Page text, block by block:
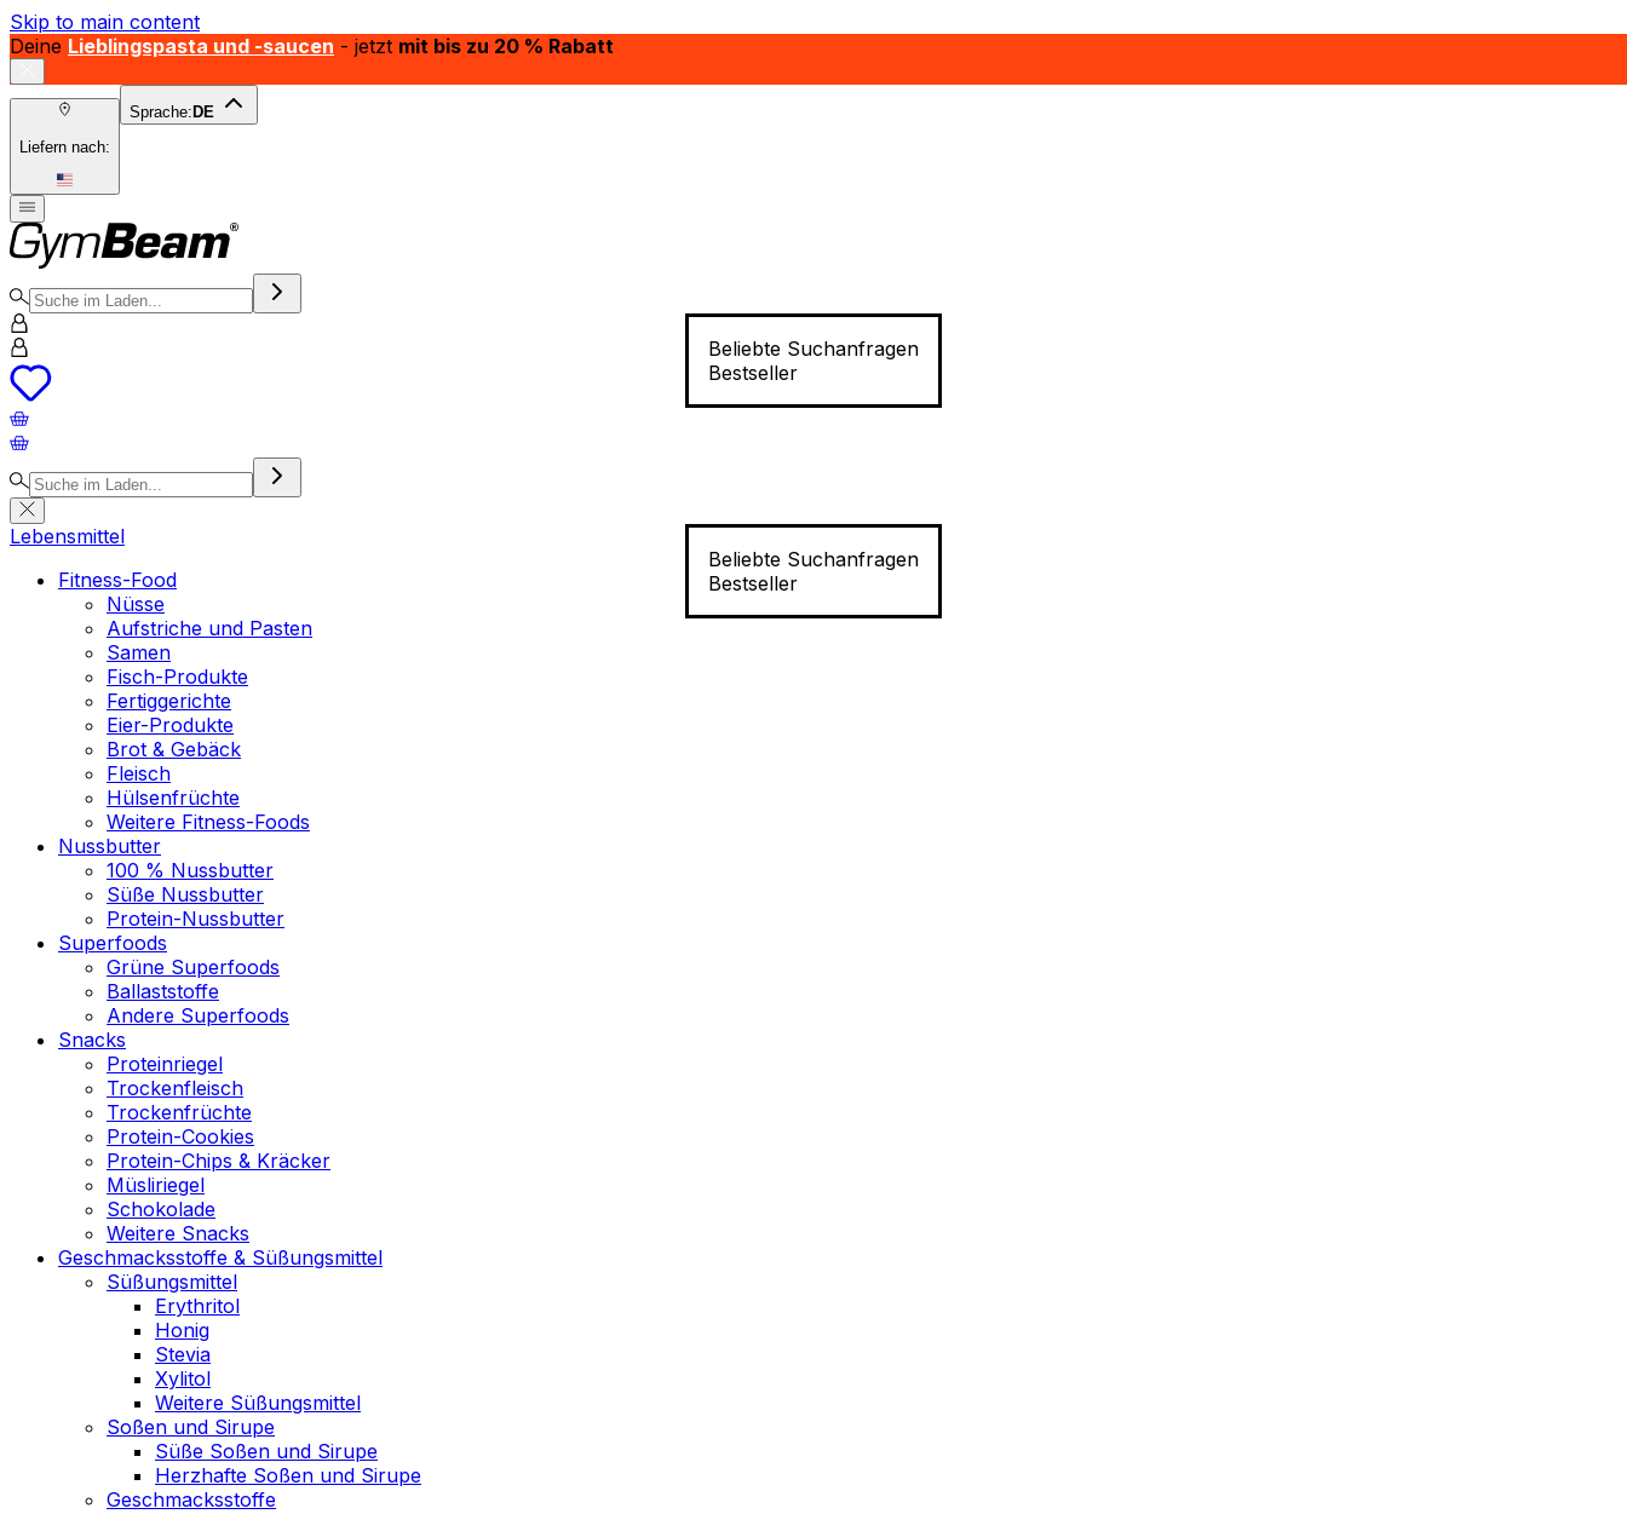
Skip to main content
Deine Lieblingspasta und -saucen - jetzt mit bis zu 20 % Rabatt
Liefern nach:
Sprache: DE
Beliebte Suchanfragen
Bestseller
Beliebte Suchanfragen
Bestseller
Lebensmittel
Fitness-Food
Nüsse
Aufstriche und Pasten
Samen
Fisch-Produkte
Fertiggerichte
Eier-Produkte
Brot & Gebäck
Fleisch
Hülsenfrüchte
Weitere Fitness-Foods
Nussbutter
100 % Nussbutter
Süße Nussbutter
Protein-Nussbutter
Superfoods
Grüne Superfoods
Ballaststoffe
Andere Superfoods
Snacks
Proteinriegel
Trockenfleisch
Trockenfrüchte
Protein-Cookies
Protein-Chips & Kräcker
Müsliriegel
Schokolade
Weitere Snacks
Geschmacksstoffe & Süßungsmittel
Süßungsmittel
Erythritol
Honig
Stevia
Xylitol
Weitere Süßungsmittel
Soßen und Sirupe
Süße Soßen und Sirupe
Herzhafte Soßen und Sirupe
Geschmacksstoffe